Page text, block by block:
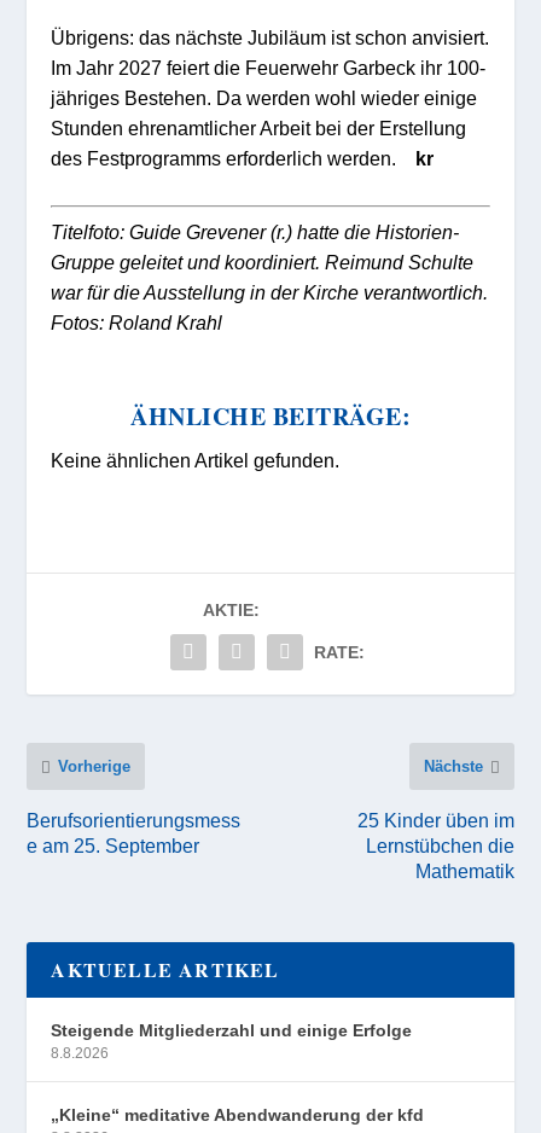
Übrigens: das nächste Jubiläum ist schon anvisiert.
Im Jahr 2027 feiert die Feuerwehr Garbeck ihr 100-
jähriges Bestehen. Da werden wohl wieder einige
Stunden ehrenamtlicher Arbeit bei der Erstellung
des Festprogramms erforderlich werden. kr
Titelfoto: Guide Grevener (r.) hatte die Historien-
Gruppe geleitet und koordiniert. Reimund Schulte
war für die Ausstellung in der Kirche verantwortlich.
Fotos: Roland Krahl
ÄHNLICHE BEITRÄGE:
Keine ähnlichen Artikel gefunden.
AKTIE:
RATE:
Vorherige
Berufsorientierungsmess
e am 25. September
Nächste
25 Kinder üben im
Lernstübchen die
Mathematik
AKTUELLE ARTIKEL
Steigende Mitgliederzahl und einige Erfolge
8.8.2026
„Kleine“ meditative Abendwanderung der kfd